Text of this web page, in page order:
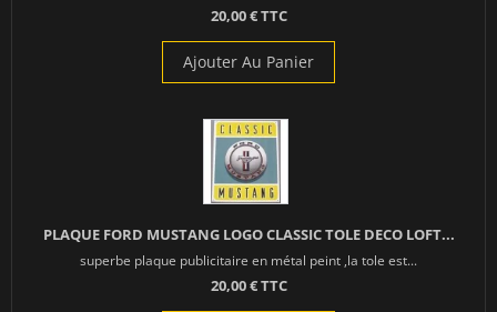
20,00 € TTC
Ajouter Au Panier
PLAQUE FORD MUSTANG LOGO CLASSIC TOLE DECO LOFT...
superbe plaque publicitaire en métal peint ,la tole est...
20,00 € TTC